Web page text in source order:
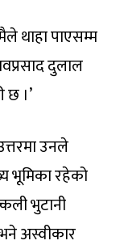
थाहा पाएसम्म
दुलाल
।’
उनले
भूमिका रहेको
भुटानी
अस्वीकार